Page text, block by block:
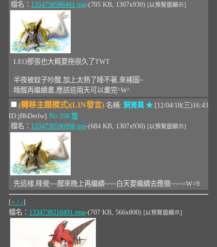
檔名： 1334738588481.jpg-(705 KB, 1307x930) [以預覽圖顯示]
LEO那張也大概要拖很久了TWT
半夜被蚊子吵醒,加上太熱了睡不著,來補圖~
睡醒再繼續畫,應該這兩天可以畫完^W^
(轉移主題模式)(LIN發言) 名稱: 飼育員 ★[12/04/18(三)16:43
ID:jBbDerlw] No.358 推
檔名： 1334738596998.jpg-(684 KB, 1307x930) [以預覽圖顯示]
先這樣,睡覺~~醒來晚上再繼續~~~白天要繼續去應徵~~~=W=9
[+ / -]
檔名： 1334738210491.png-(707 KB, 566x800) [以預覽圖顯示]